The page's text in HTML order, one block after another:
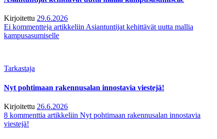
Kirjoitettu 29.6.2026
Ei kommentteja artikkeliin Asiantuntijat kehittävät uutta mallia
kampusasumiselle
Tarkastaja
Nyt pohtimaan rakennusalan innostavia viestejä!
Kirjoitettu 26.6.2026
8 kommenttia artikkeliin Nyt pohtimaan rakennusalan innostavia
viestejä!